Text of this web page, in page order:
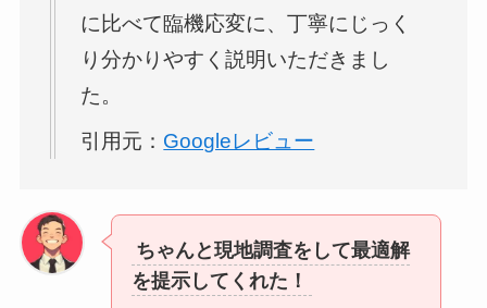
に比べて臨機応変に、丁寧にじっく
り分かりやすく説明いただきまし
た。
引用元： Googleレビュー
ちゃんと現地調査をして最適解
を提示してくれた！